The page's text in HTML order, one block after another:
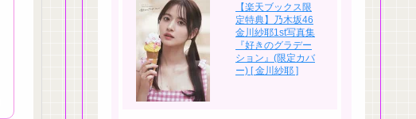
【楽天ブックス限
定特典】乃木坂46
金川紗耶1st写真集
『好きのグラデー
ション』(限定カバ
ー) [ 金川紗耶 ]